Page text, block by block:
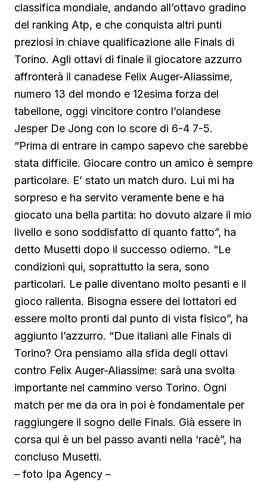
classifica mondiale, andando all’ottavo gradino
del ranking Atp, e che conquista altri punti
preziosi in chiave qualificazione alle Finals di
Torino. Agli ottavi di finale il giocatore azzurro
affronterà il canadese Felix Auger-Aliassime,
numero 13 del mondo e 12esima forza del
tabellone, oggi vincitore contro l’olandese
Jesper De Jong con lo score di 6-4 7-5.
“Prima di entrare in campo sapevo che sarebbe
stata difficile. Giocare contro un amico è sempre
particolare. E’ stato un match duro. Lui mi ha
sorpreso e ha servito veramente bene e ha
giocato una bella partita: ho dovuto alzare il mio
livello e sono soddisfatto di quanto fatto”, ha
detto Musetti dopo il successo odierno. “Le
condizioni qui, soprattutto la sera, sono
particolari. Le palle diventano molto pesanti e il
gioco rallenta. Bisogna essere dei lottatori ed
essere molto pronti dal punto di vista fisico”, ha
aggiunto l’azzurro. “Due italiani alle Finals di
Torino? Ora pensiamo alla sfida degli ottavi
contro Felix Auger-Aliassime: sarà una svolta
importante nel cammino verso Torino. Ogni
match per me da ora in poi è fondamentale per
raggiungere il sogno delle Finals. Già essere in
corsa qui è un bel passo avanti nella ‘racè”, ha
concluso Musetti.
– foto Ipa Agency –